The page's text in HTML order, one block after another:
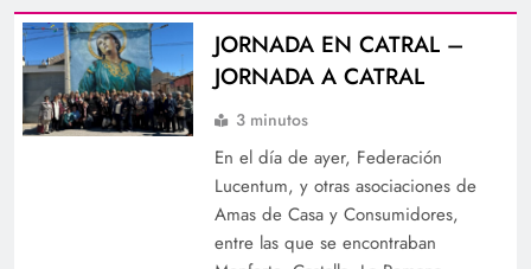
JORNADA EN CATRAL –
JORNADA A CATRAL
3 minutos
En el día de ayer, Federación
Lucentum, y otras asociaciones de
Amas de Casa y Consumidores,
entre las que se encontraban